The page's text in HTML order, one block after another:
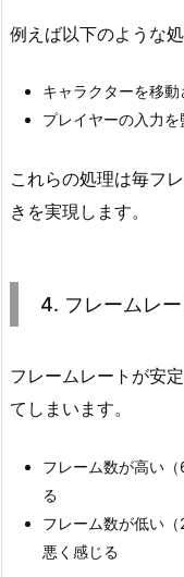
レ
ト
が
要
な
5.
ー
を
意
識
し
例えば以下のような
キャラクターを移動
プレイヤーの入力を
これらの処理は毎フ
きを実現します。
4. フレームレ
フレームレートが安
てしまいます。
フレーム数が高い
る
フレーム数が低い
悪く感じる